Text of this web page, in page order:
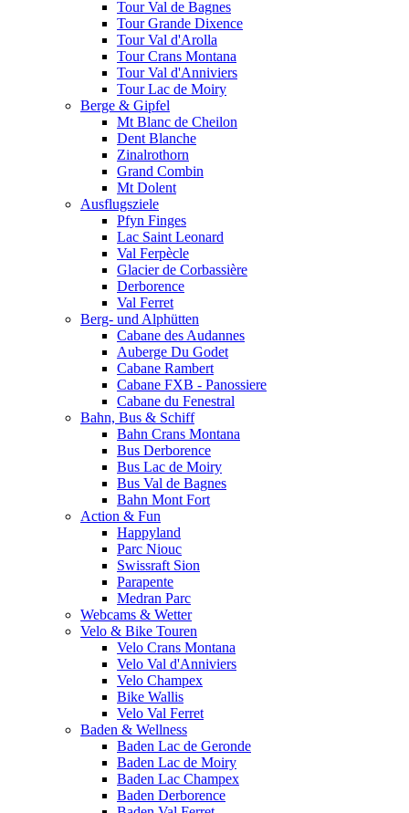
Tour Val de Bagnes
Tour Grande Dixence
Tour Val d'Arolla
Tour Crans Montana
Tour Val d'Anniviers
Tour Lac de Moiry
Berge & Gipfel
Mt Blanc de Cheilon
Dent Blanche
Zinalrothorn
Grand Combin
Mt Dolent
Ausflugsziele
Pfyn Finges
Lac Saint Leonard
Val Ferpècle
Glacier de Corbassière
Derborence
Val Ferret
Berg- und Alphütten
Cabane des Audannes
Auberge Du Godet
Cabane Rambert
Cabane FXB - Panossiere
Cabane du Fenestral
Bahn, Bus & Schiff
Bahn Crans Montana
Bus Derborence
Bus Lac de Moiry
Bus Val de Bagnes
Bahn Mont Fort
Action & Fun
Happyland
Parc Niouc
Swissraft Sion
Parapente
Medran Parc
Webcams & Wetter
Velo & Bike Touren
Velo Crans Montana
Velo Val d'Anniviers
Velo Champex
Bike Wallis
Velo Val Ferret
Baden & Wellness
Baden Lac de Geronde
Baden Lac de Moiry
Baden Lac Champex
Baden Derborence